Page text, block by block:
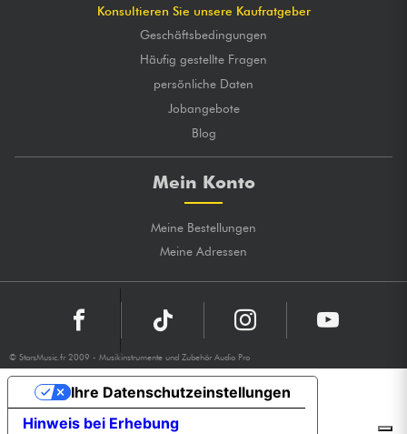
Konsultieren Sie unsere Kaufratgeber
Geschäftsbedingungen
Häufig gestellte Fragen
persönliche Daten
Jobangebote
Blog
Mein Konto
Meine Bestellungen
Meine Adressen
© StarsMusic.fr 2009 - Musikinstrumente und Zubehör Audio Pro
Hinweis bei Erhebung
Ihre Datenschutzeinstellungen